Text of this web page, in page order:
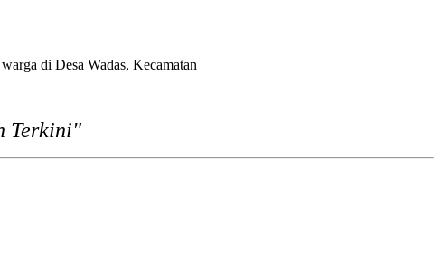
di Desa Wadas, Kecamatan
Terkini"